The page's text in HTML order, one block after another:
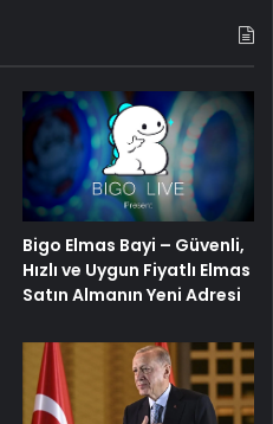
Bigo Elmas Bayi – Güvenli,
Hızlı ve Uygun Fiyatlı Elmas
Satın Almanın Yeni Adresi